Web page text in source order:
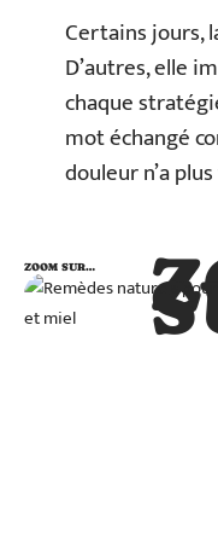
Certains jours,
D’autres, elle
chaque
mot échangé
douleur n’a
ZOOM SUR…